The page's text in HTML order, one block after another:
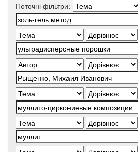
Поточні фільтри: